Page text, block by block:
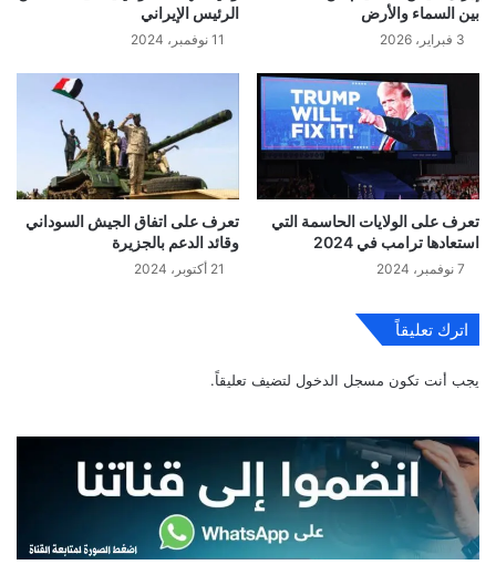
بين السماء والأرض
3 فبراير، 2026
الرئيس الإيراني
11 نوفمبر، 2024
تعرف على الولايات الحاسمة التي
استعادها ترامب في 2024
7 نوفمبر، 2024
تعرف على اتفاق الجيش السوداني
وقائد الدعم بالجزيرة
21 أكتوبر، 2024
اترك تعليقاً
يجب أنت تكون مسجل الدخول لتضيف تعليقاً.